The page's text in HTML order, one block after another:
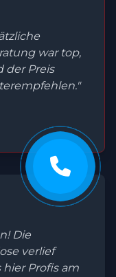
war top,
der Preis
Die
verlief
hier Profis am